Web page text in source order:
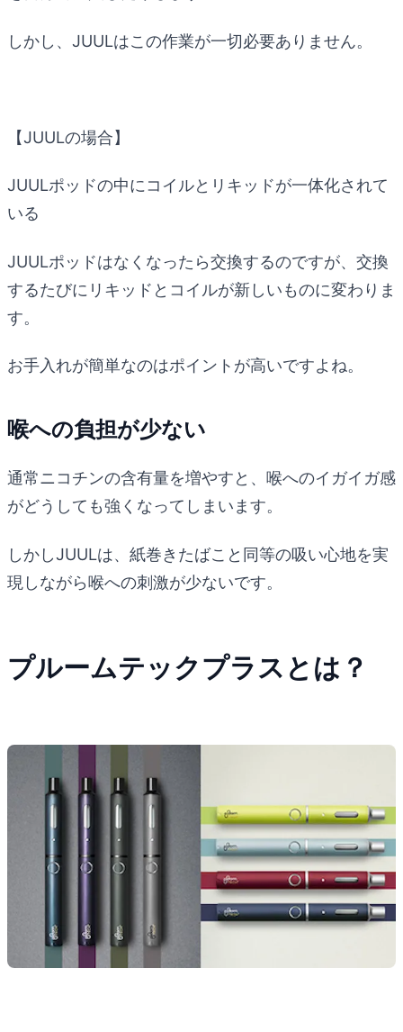
しかし、JUULはこの作業が一切必要ありません。
【JUULの場合】
JUULポッドの中にコイルとリキッドが一体化されて
いる
JUULポッドはなくなったら交換するのですが、交換
するたびにリキッドとコイルが新しいものに変わりま
す。
お手入れが簡単なのはポイントが高いですよね。
喉への負担が少ない
通常ニコチンの含有量を増やすと、喉へのイガイガ感
がどうしても強くなってしまいます。
しかしJUULは、紙巻きたばこと同等の吸い心地を実
現しながら喉への刺激が少ないです。
プルームテックプラスとは？